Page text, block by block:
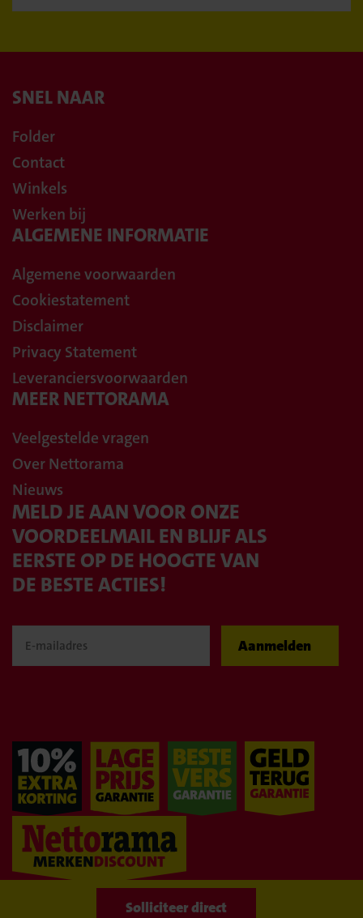
Naar overzicht
Solliciteer directSolliciteer direct
SNEL NAAR
Folder
Contact
Winkels
Werken bij
ALGEMENE INFORMATIE
Algemene voorwaarden
Cookiestatement
Disclaimer
Privacy Statement
Leveranciersvoorwaarden
MEER NETTORAMA
Veelgestelde vragen
Over Nettorama
Nieuws
MELD JE AAN VOOR ONZE
VOORDEELMAIL EN BLIJF ALS
EERSTE OP DE HOOGTE VAN
DE BESTE ACTIES!
Aanmelden
WIJ BLIJVENGOEDKOOP!